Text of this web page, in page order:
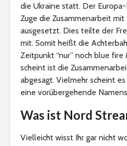
die Ukraine statt. Der
Zuge die Zusammenarbeit
ausgesetzt. Dies teilte der
mit. Somit heißt die
Zeitpunkt “nur” noch blue fire
scheint ist die
abgesagt. Vielmehr scheint es
eine vorübergehende
Was ist Nord
Vielleicht wisst Ihr gar nicht